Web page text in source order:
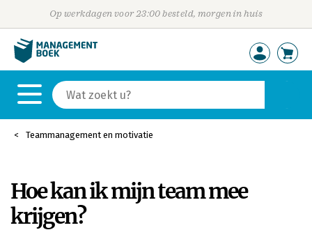
Op werkdagen voor 23:00 besteld, morgen in huis
Teammanagement en motivatie
Hoe kan ik mijn team mee
krijgen?